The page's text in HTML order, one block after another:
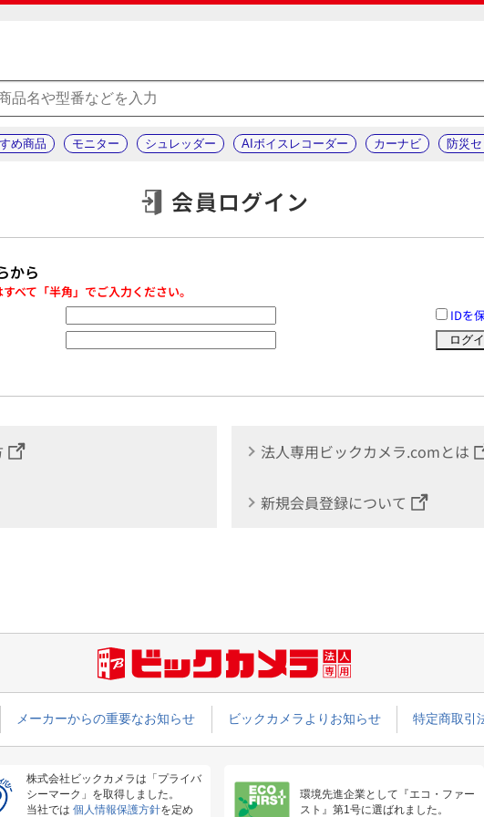
め商品 モニター シュレッダー AIボイスレコーダー カーナビ 防災セ
会員ログイン
から
べて「半角」でご入力ください。
IDを
法人専用ビックカメラ.comとは
新規会員登録について
メーカーからの重要なお知らせ ビックカメラよりお知らせ 特定商取引
株式会社ビックカメラは「プライバ
シーマーク」を取得しました。
当社では 個人情報保護方針を定め
環境先進企業として『エコ・ファー
スト』第1号に選ばれました。